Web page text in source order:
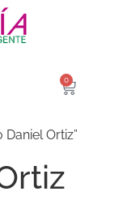
0
Ortiz”